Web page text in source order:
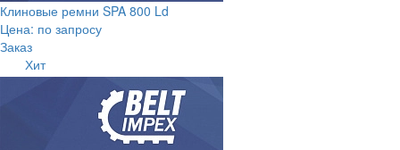
Клиновые ремни SPA 800 Ld
Цена: по запросу
Заказ
Хит